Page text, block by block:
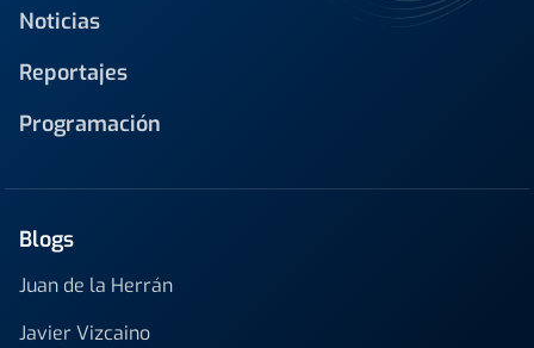
Noticias
Reportajes
Programación
Blogs
Juan de la Herrán
Javier Vizcaino